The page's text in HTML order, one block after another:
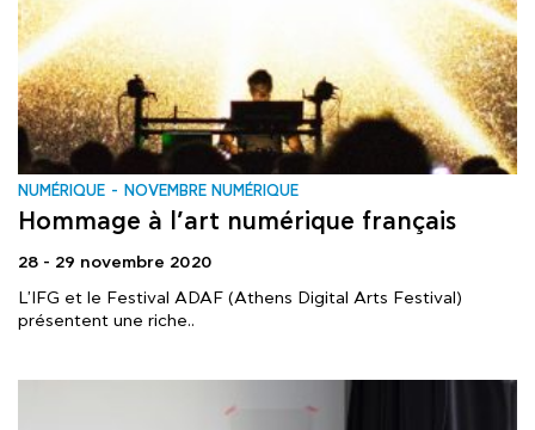
NUMÉRIQUE NOVEMBRE NUMÉRIQUE
Hommage à l’art numérique français
28 - 29 novembre 2020
L'IFG et le Festival ADAF (Athens Digital Arts Festival)
présentent une riche..